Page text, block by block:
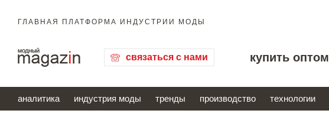
ГЛАВНАЯ ПЛАТФОРМА ИНДУСТРИИ МОДЫ
связаться с нами купить оптом
аналитика индустрия моды тренды производство технологии